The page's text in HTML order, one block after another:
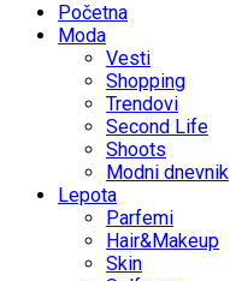
Početna
Moda
Vesti
Shopping
Trendovi
Second Life
Shoots
Modni dnevnik
Lepota
Parfemi
Hair&Makeup
Skin